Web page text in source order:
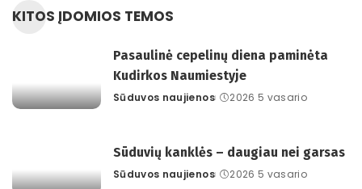
KITOS ĮDOMIOS TEMOS
Pasaulinė cepelinų diena paminėta
Kudirkos Naumiestyje
Posted
Sūduvos naujienos 2026 5 vasario
Sūduvių kanklės – daugiau nei garsas
Posted
Sūduvos naujienos 2026 5 vasario